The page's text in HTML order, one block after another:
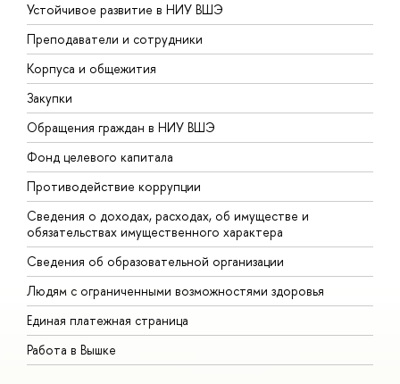
Устойчивое развитие в НИУ ВШЭ
Преподаватели и сотрудники
Корпуса и общежития
Закупки
Обращения граждан в НИУ ВШЭ
Фонд целевого капитала
Противодействие коррупции
Сведения о доходах, расходах, об имуществе и
обязательствах имущественного характера
Сведения об образовательной организации
Людям с ограниченными возможностями здоровья
Единая платежная страница
Работа в Вышке